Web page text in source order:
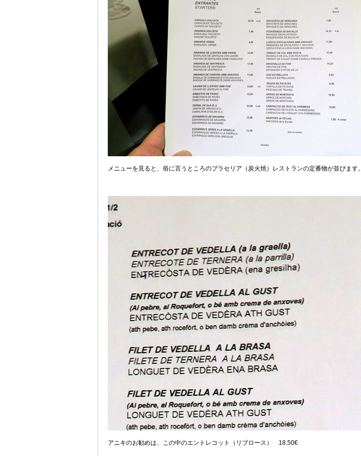
メニューを見ると、俗に言うところのブラセリア（炭火焼）レストランの定番物が並びます。
アニキのお勧めは、この中のエントレコット（リブロース） 18.50€